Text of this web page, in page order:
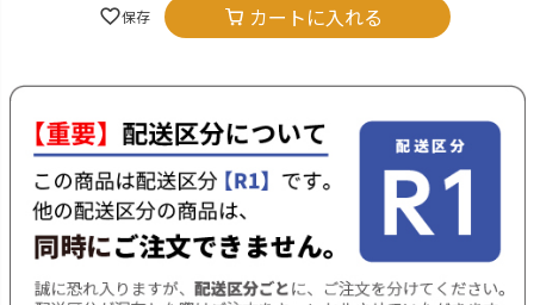
カートに入れる